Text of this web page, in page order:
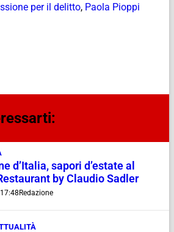
per il delitto, Paola Pioppi
d’Italia, sapori d’estate al
by Claudio Sadler
17:48 Redazione